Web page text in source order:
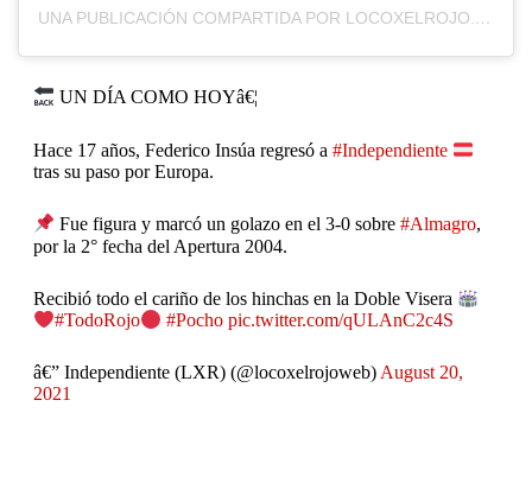
UNA PUBLICACIÓN COMPARTIDA POR LOCOXELROJO.COM (@LOCOXELROJOWEB)
UN DÍA COMO HOYâ€¦
Hace 17 años, Federico Insúa regresó a #Independiente
tras su paso por Europa.
Fue figura y marcó un golazo en el 3-0 sobre #Almagro,
por la 2° fecha del Apertura 2004.
Recibió todo el cariño de los hinchas en la Doble Visera
#TodoRojo
#Pocho pic.twitter.com/qULAnC2c4S
â€” Independiente (LXR) (@locoxelrojoweb)August 20,
2021